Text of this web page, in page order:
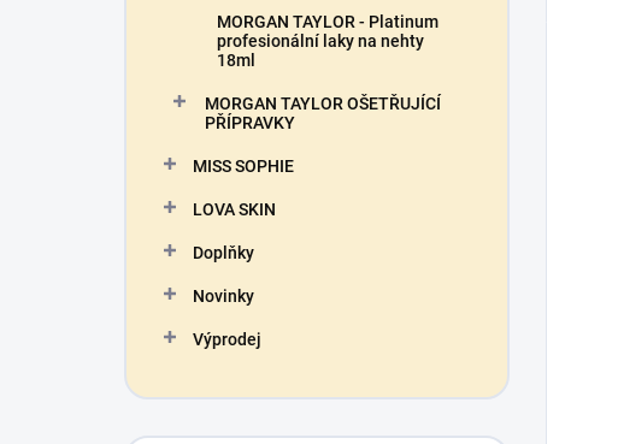
MORGAN TAYLOR - Platinum
profesionální laky na nehty
18ml
MORGAN TAYLOR OŠETŘUJÍCÍ
PŘÍPRAVKY
MISS SOPHIE
LOVA SKIN
Doplňky
Novinky
Výprodej